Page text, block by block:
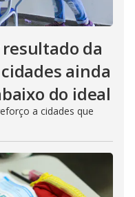
da
ainda
do ideal
a cidades que